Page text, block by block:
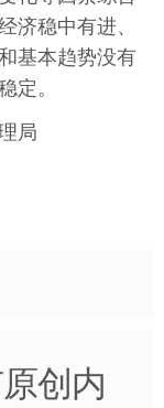
稳中有进、
基本趋势没有
。
局
创内